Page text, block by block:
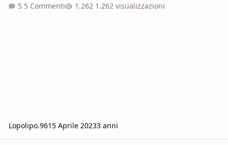
5 Commenti
1.262 visualizzazioni
Lopolipo.9615 Aprile 20233 anni